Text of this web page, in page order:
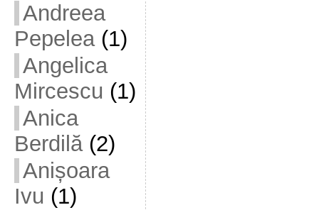
Andreea
Pepelea(1)
Angelica
Mircescu (1)
Anica
Berdilă(2)
Anișoara
Ivu (1)